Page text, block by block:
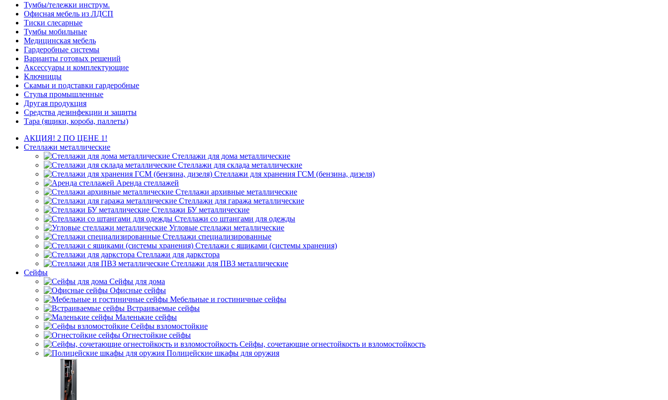
Тумбы/тележки инструм.
Офисная мебель из ЛДСП
Тиски слесарные
Тумбы мобильные
Медицинская мебель
Гардеробные системы
Варианты готовых решений
Аксессуары и комплектующие
Ключницы
Скамьи и подставки гардеробные
Стулья промышленные
Другая продукция
Средства дезинфекции и защиты
Тара (ящики, короба, паллеты)
АКЦИЯ! 2 ПО ЦЕНЕ 1!
Стеллажи металлические
Стеллажи для дома металлические
Стеллажи для склада металлические
Стеллажи для хранения ГСМ (бензина, дизеля)
Аренда стеллажей
Стеллажи архивные металлические
Стеллажи для гаража металлические
Стеллажи БУ металлические
Стеллажи со штангами для одежды
Угловые стеллажи металлические
Стеллажи специализированные
Стеллажи с ящиками (системы хранения)
Стеллажи для даркстора
Стеллажи для ПВЗ металлические
Сейфы
Сейфы для дома
Офисные сейфы
Мебельные и гостиничные сейфы
Встраиваемые сейфы
Маленькие сейфы
Сейфы взломостойкие
Огнестойкие сейфы
Сейфы, сочетающие огнестойкость и взломостойкость
Полицейские шкафы для оружия